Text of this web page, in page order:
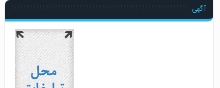
آگهی